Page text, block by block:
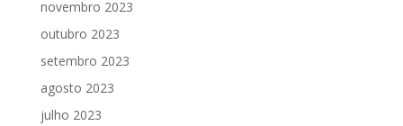
novembro 2023
outubro 2023
setembro 2023
agosto 2023
julho 2023